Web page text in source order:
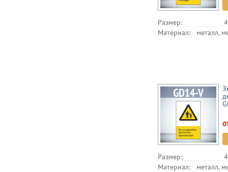
Размер:
Материал:
металл,
Размер:
Материал:
металл,